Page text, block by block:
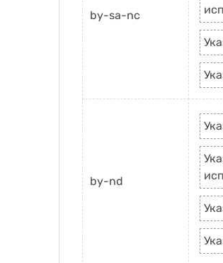
by-sa-nc
by-nd